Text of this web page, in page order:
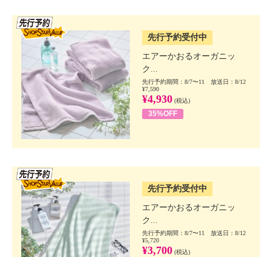
先行予約受付中
エアーかおるオーガニッ
ク...
先行予約期間：8/7〜11 放送日：8/12
¥7,590
¥4,930 (税込)
35%OFF
先行予約受付中
エアーかおるオーガニッ
ク...
先行予約期間：8/7〜11 放送日：8/12
¥5,720
¥3,700 (税込)